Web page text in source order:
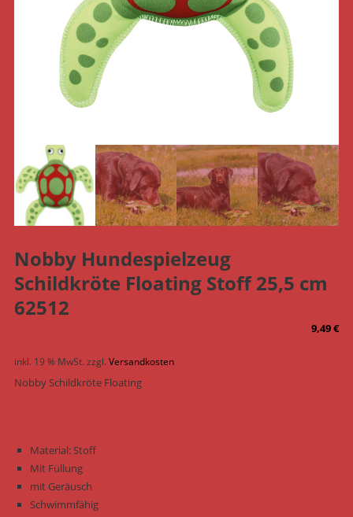
Nobby Hundespielzeug
Schildkröte Floating Stoff 25,5 cm
62512
9,49€
inkl. 19 % MwSt.zzgl.Versandkosten
Nobby Schildkröte Floating
Material: Stoff
Mit Füllung
mit Geräusch
Schwimmfähig